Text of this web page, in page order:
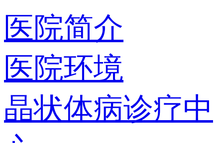
医院简介
医院环境
晶状体病诊疗中